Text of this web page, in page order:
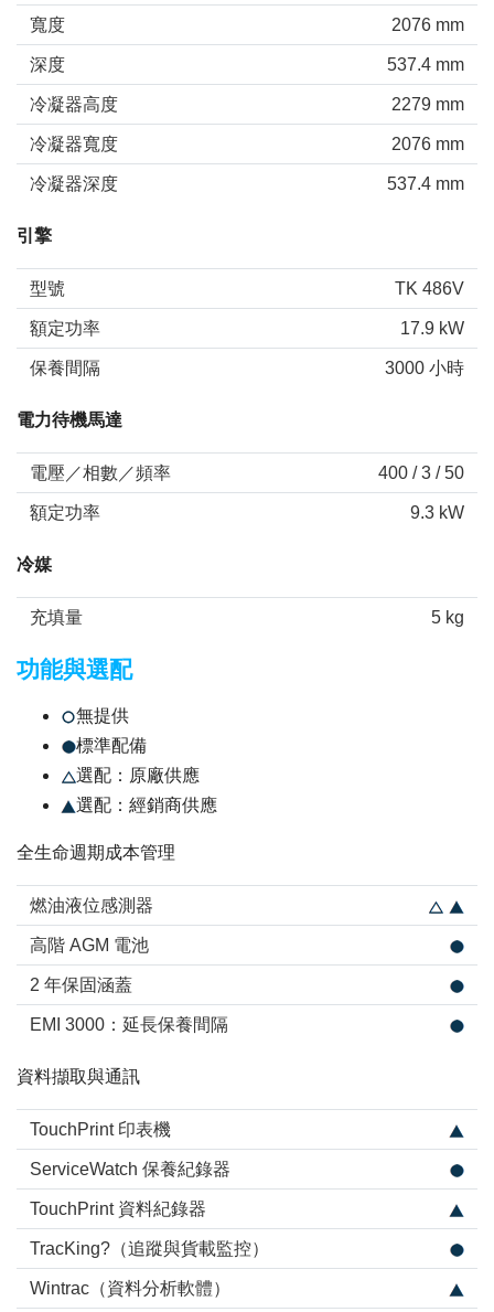
寬度 2076 mm
深度 537.4 mm
冷凝器高度 2279 mm
冷凝器寬度 2076 mm
冷凝器深度 537.4 mm
引擎
型號 TK 486V
額定功率 17.9 kW
保養間隔 3000 小時
電力待機馬達
電壓／相數／頻率 400 / 3 / 50
額定功率 9.3 kW
冷媒
充填量 5 kg
功能與選配
無提供
標準配備
選配：原廠供應
選配：經銷商供應
全生命週期成本管理
燃油液位感測器
高階 AGM 電池
2 年保固涵蓋
EMI 3000：延長保養間隔
資料擷取與通訊
TouchPrint 印表機
ServiceWatch 保養紀錄器
TouchPrint 資料紀錄器
TracKing?（追蹤與貨載監控）
Wintrac（資料分析軟體）